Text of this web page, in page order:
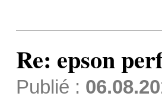
Re: epson
Publié :